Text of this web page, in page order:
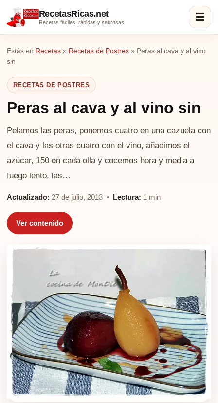
RecetasRicas.net
Recetas fáciles, rápidas y sabrosas ☰
Estás en Recetas » Recetas de Postres » Peras al cava y al vino
sin
RECETAS DE POSTRES
Peras al cava y al vino sin
Pelamos las peras, ponemos cuatro en una cazuela con
el cava y las otras cuatro con el vino, añadimos el
azúcar, 150 en cada olla y cocemos hora y media a
fuego lento, las…
Actualizado: 27 de julio, 2013 • Lectura: 1 min
Ver contenido